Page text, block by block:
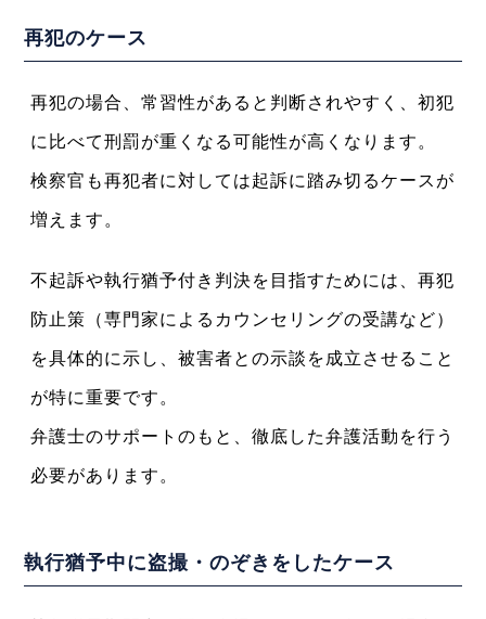
再犯のケース
再犯の場合、常習性があると判断されやすく、初犯
に比べて刑罰が重くなる可能性が高くなります。
検察官も再犯者に対しては起訴に踏み切るケースが
増えます。
不起訴や執行猶予付き判決を目指すためには、再犯
防止策（専門家によるカウンセリングの受講など）
を具体的に示し、被害者との示談を成立させること
が特に重要です。
弁護士のサポートのもと、徹底した弁護活動を行う
必要があります。
執行猶予中に盗撮・のぞきをしたケース